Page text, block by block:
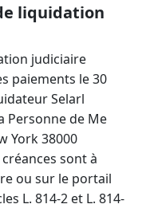
liquidation
judiciaire
paiements le 30
Selarl
Personne de Me
York 38000
sont à
ou sur le portail
L. 814-2 et L. 814-